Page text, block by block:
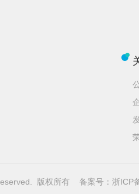
版权所有 备案号：浙ICP